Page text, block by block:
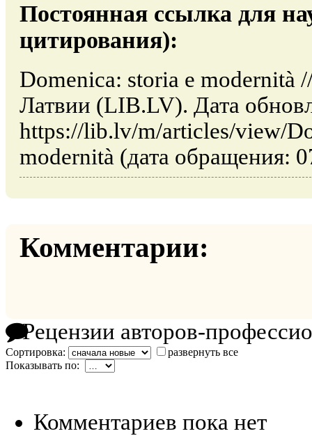
Постоянная ссылка для
цитирования):
Domenica: storia e modernità
Латвии (LIB.LV). Дата
https://lib.lv/m/articles/view/
modernità (дата обращения:
Комментарии:
Рецензии авторов-
Сортировка:
развернуть все
Показывать по:
Комментариев пока нет